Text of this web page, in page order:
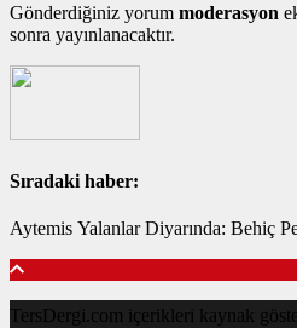
Gönderdiğiniz yorum moderasyon
sonra yayınlanacaktır.
Sıradaki haber:
Aytemis Yalanlar Diyarında: Behiç
TersDergi.com içerikleri kaynak